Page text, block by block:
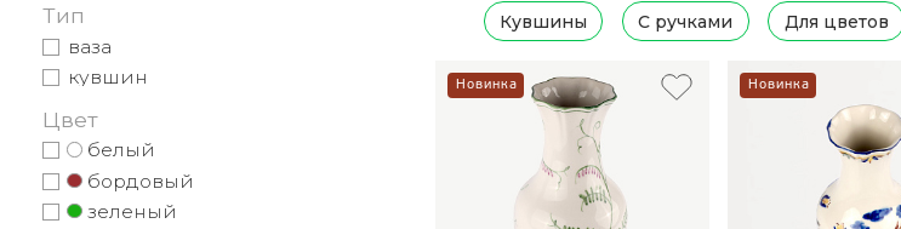
Тип
ваза
кувшин
Цвет
белый
бордовый
зеленый
Кувшины С ручками Для цветов
Новинка Новинка